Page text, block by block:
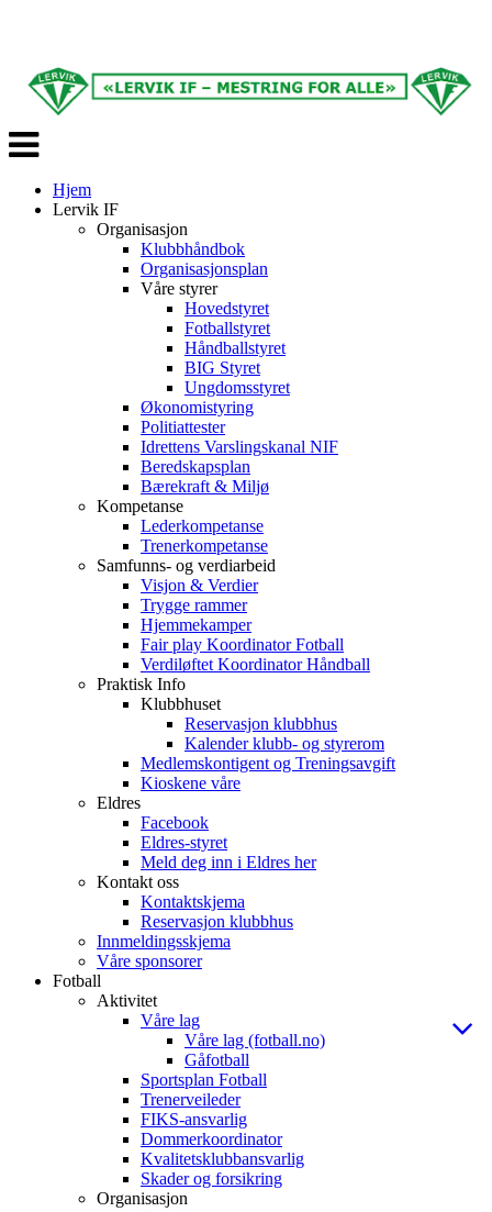
Veksle
navigasjon
Hjem
Lervik IF
Organisasjon
Klubbhåndbok
Organisasjonsplan
Våre styrer
Hovedstyret
Fotballstyret
Håndballstyret
BIG Styret
Ungdomsstyret
Økonomistyring
Politiattester
Idrettens Varslingskanal NIF
Beredskapsplan
Bærekraft & Miljø
Kompetanse
Lederkompetanse
Trenerkompetanse
Samfunns- og verdiarbeid
Visjon & Verdier
Trygge rammer
Hjemmekamper
Fair play Koordinator Fotball
Verdiløftet Koordinator Håndball
Praktisk Info
Klubbhuset
Reservasjon klubbhus
Kalender klubb- og styrerom
Medlemskontigent og Treningsavgift
Kioskene våre
Eldres
Facebook
Eldres-styret
Meld deg inn i Eldres her
Kontakt oss
Kontaktskjema
Reservasjon klubbhus
Innmeldingsskjema
Våre sponsorer
Fotball
Aktivitet
Våre lag
Våre lag (fotball.no)
Gåfotball
Sportsplan Fotball
Trenerveileder
FIKS-ansvarlig
Dommerkoordinator
Kvalitetsklubbansvarlig
Skader og forsikring
Organisasjon